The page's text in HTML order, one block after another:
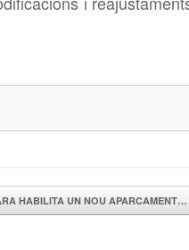
HABILITA UN NOU APARCAMENT…